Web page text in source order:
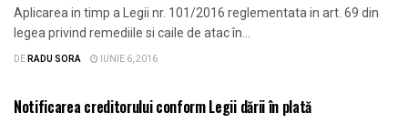
Aplicarea in timp a Legii nr. 101/2016 reglementata in art. 69 din
legea privind remediile si caile de atac în...
DERADU SORA IUNIE 6, 2016
Notificarea creditorului conform Legii dării în plată